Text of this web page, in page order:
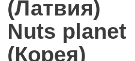
(Латвия)
Nuts planet
(Корея)